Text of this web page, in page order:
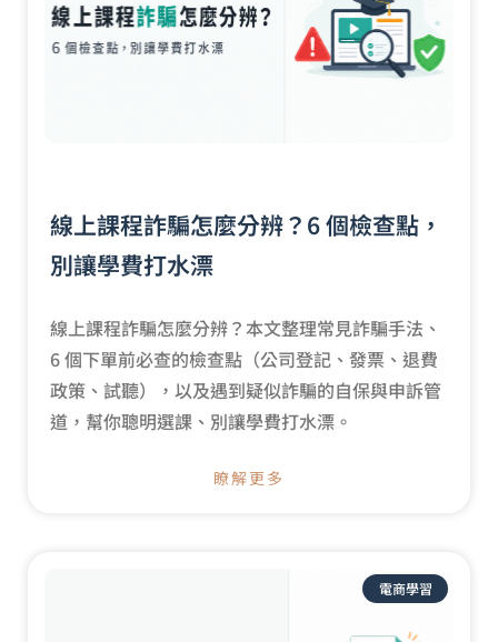
線上課程詐騙怎麼分辨？6 個檢查點，
別讓學費打水漂
線上課程詐騙怎麼分辨？本文整理常見詐騙手法、
6 個下單前必查的檢查點（公司登記、發票、退費
政策、試聽），以及遇到疑似詐騙的自保與申訴管
道，幫你聰明選課、別讓學費打水漂。
瞭解更多
電商學習